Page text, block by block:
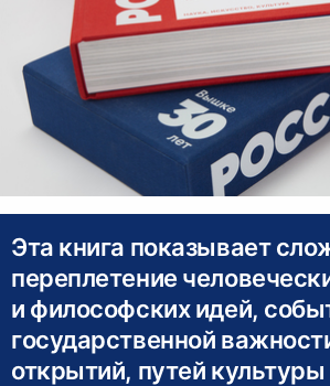
Эта книга показывает
переплетение
и философских идей,
государственной
открытий, путей культуры